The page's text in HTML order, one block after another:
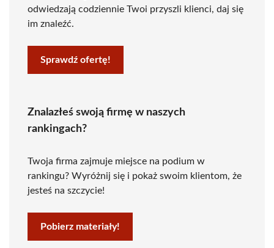
odwiedzają codziennie Twoi przyszli klienci, daj się
im znaleźć.
Sprawdź ofertę!
Znalazłeś swoją firmę w naszych
rankingach?
Twoja firma zajmuje miejsce na podium w
rankingu? Wyróżnij się i pokaż swoim klientom, że
jesteś na szczycie!
Pobierz materiały!